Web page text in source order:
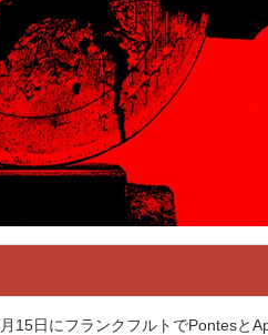
15日にフランクフルトでPontesと